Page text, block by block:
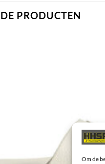
Om de
PRODUCTEN